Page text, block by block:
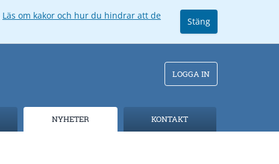
Läs om kakor och hur du hindrar att de
Stäng
LOGGA IN
NYHETER KONTAKT